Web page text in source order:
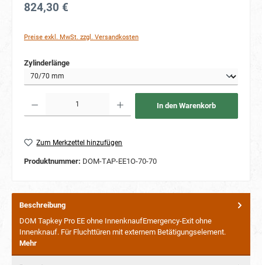
824,30 €
Preise exkl. MwSt. zzgl. Versandkosten
Zylinderlängeauswählen
In den Warenkorb
Zum Merkzettel hinzufügen
Produktnummer: DOM-TAP-EE1O-70-70
Beschreibung
DOM Tapkey Pro EE ohne InnenknaufEmergency-Exit ohne
Innenknauf. Für Fluchttüren mit externem Betätigungselement.
Mehr